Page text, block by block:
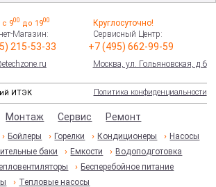
с 900 до 1900
Магазин:
215-53-33
Круглосуточно!
Сервисный Центр:
+7 (495) 662-99-59
Москва, ул. Гольяновская, д.6
ИТЭК Политика конфиденциальности
Монтаж Сервис Ремонт
Бойлеры Горелки Кондиционеры
Насосы
баки Емкости
Водоподготовка
Бесперебойное питание
Тепловые насосы